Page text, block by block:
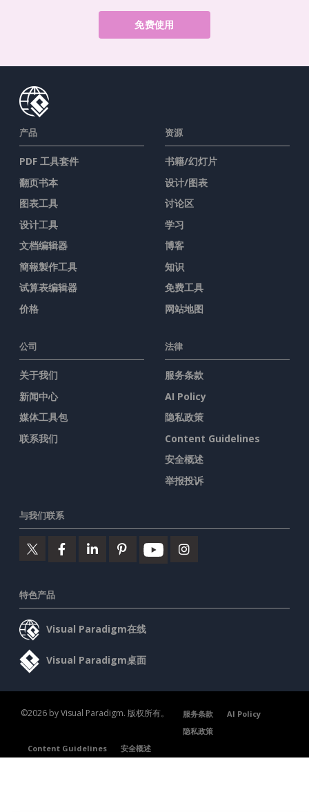
免费使用
产品
PDF 工具套件
翻页书本
图表工具
设计工具
文档编辑器
簡報製作工具
试算表编辑器
价格
资源
书籍/幻灯片
设计/图表
讨论区
学习
博客
知识
免费工具
网站地图
公司
关于我们
新闻中心
媒体工具包
联系我们
法律
服务条款
AI Policy
隐私政策
Content Guidelines
安全概述
举报投诉
与我们联系
特色产品
Visual Paradigm在线
Visual Paradigm桌面
©2026 by Visual Paradigm. 版权所有。 服务条款
AI Policy
隐私政策
Content Guidelines
安全概述